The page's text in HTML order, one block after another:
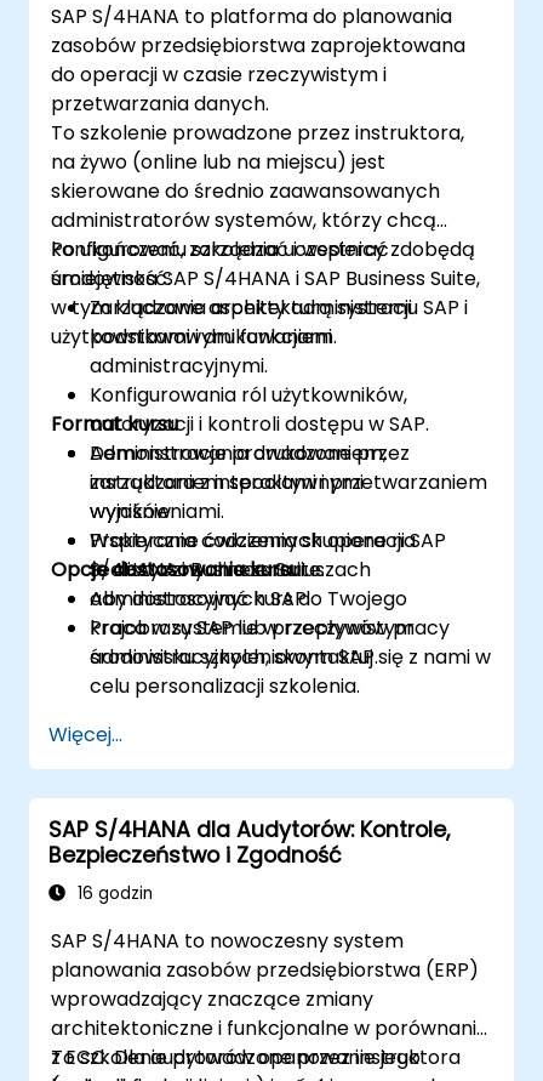
SAP S/4HANA to platforma do planowania
zasobów przedsiębiorstwa zaprojektowana
do operacji w czasie rzeczywistym i
przetwarzania danych.
To szkolenie prowadzone przez instruktora,
na żywo (online lub na miejscu) jest
skierowane do średnio zaawansowanych
administratorów systemów, którzy chcą
konfigurować, zarządzać i wspierać
środowiska SAP S/4HANA i SAP Business Suite,
w tym kluczowe aspekty administracji
użytkownikami i drukowaniem.
Po ukończeniu szkolenia uczestnicy zdobędą
umiejętność:
Zarządzania architekturą systemu SAP i
podstawowymi funkcjami
administracyjnymi.
Konfigurowania ról użytkowników,
autoryzacji i kontroli dostępu w SAP.
Administrowania drukowaniem,
zarządzaniem spoolami i przetwarzaniem
wyników.
Wspierania codziennych operacji SAP
S/4HANA i Business Suite.
Format kursu
Demonstracje prowadzone przez
instruktora z interaktywnymi
wyjaśnieniami.
Praktyczne ćwiczenia skupione na
realistycznych scenariuszach
administracyjnych SAP.
Praca w systemie w rzeczywistym
środowisku szkoleniowym SAP.
Opcje dostosowania kursu
Aby dostosować kurs do Twojego
krajobrazu SAP lub przepływów pracy
administracyjnych, skontaktuj się z nami w
celu personalizacji szkolenia.
Więcej...
SAP S/4HANA dla Audytorów: Kontrole,
Bezpieczeństwo i Zgodność
16 godzin
SAP S/4HANA to nowoczesny system
planowania zasobów przedsiębiorstwa (ERP)
wprowadzający znaczące zmiany
architektoniczne i funkcjonalne w porównaniu
z ECC. Dla audytorów opanowanie jego
To szkolenie prowadzone przez instruktora